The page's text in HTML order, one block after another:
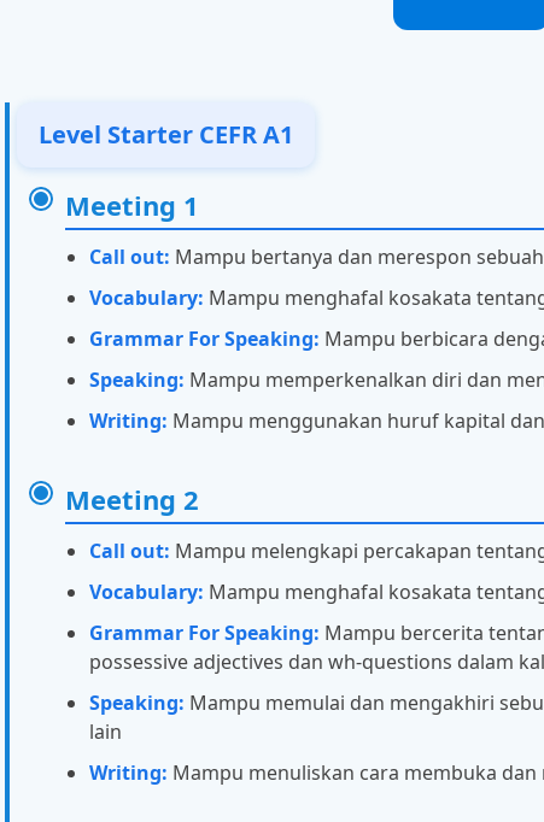
Level Starter CEFR A1
Meeting 1
Call out: Mampu bertanya dan merespon
Vocabulary: Mampu menghafal kosakata
Grammar For Speaking: Mampu berbicara
Speaking: Mampu memperkenalkan diri dan
Writing: Mampu menggunakan huruf kapital
Meeting 2
Call out: Mampu melengkapi percakapan
Vocabulary: Mampu menghafal kosakata
Grammar For Speaking: Mampu bercerita
possessive adjectives dan wh-questions dalam
Speaking: Mampu memulai dan mengakhiri
lain
Writing: Mampu menuliskan cara membuka